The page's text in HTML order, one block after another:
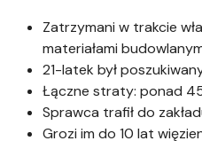
Zatrzymani w trakcie
materiałami
21-latek był
Łączne straty: ponad
Sprawca trafił do
Grozi im do 10 lat